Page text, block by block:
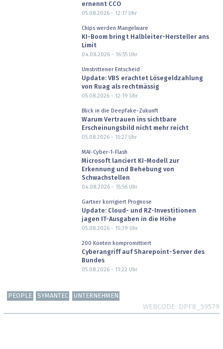
ernennt CCO
05.08.2026 - 12:17Uhr
Chips werden Mangelware
KI-Boom bringt Halbleiter-Hersteller ans
Limit
04.08.2026 - 16:55Uhr
Umstrittener Entscheid
Update: VBS erachtet Lösegeldzahlung
von Ruag als rechtmässig
05.08.2026 - 12:19 Uhr
Blick in die Deepfake-Zukunft
Warum Vertrauen ins sichtbare
Erscheinungsbild nicht mehr reicht
05.08.2026 - 15:27Uhr
MAI-Cyber-1-Flash
Microsoft lanciert KI-Modell zur
Erkennung und Behebung von
Schwachstellen
04.08.2026 - 15:56Uhr
Gartner korrigiert Prognose
Update: Cloud- und RZ-Investitionen
jagen IT-Ausgaben in die Höhe
05.08.2026 - 15:39 Uhr
200 Konten kompromittiert
Cyberangriff auf Sharepoint-Server des
Bundes
05.08.2026 - 11:22 Uhr
PEOPLE SYMANTEC UNTERNEHMEN
WEBCODE DPF8_59579